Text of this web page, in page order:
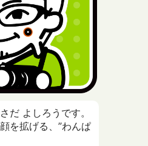
だ よしろうです。
を拡げる、”わんぱ